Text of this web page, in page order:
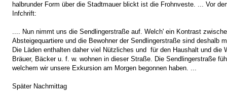
halbrunder Form über die Stadtmauer blickt ist die Frohnveste. ... Vor
Infchrift:
.... Nun nimmt uns die Sendlingerstraße auf. Welch' ein Kontrast
Absteigequartiere und die Bewohner der Sendlingerstraße sind deshalb
Die Läden enthalten daher viel Nützliches und für den Haushalt und
Bräuer, Bäcker u. f. w. wohnen in dieser Straße. Die Sendlingerstraße
welchem wir unsere Exkursion am Morgen begonnen haben. ...
Später Nachmittag